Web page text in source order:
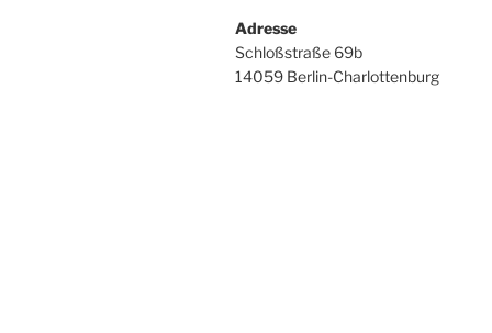
Adresse
Schloßstraße 69b
14059 Berlin-Charlottenburg